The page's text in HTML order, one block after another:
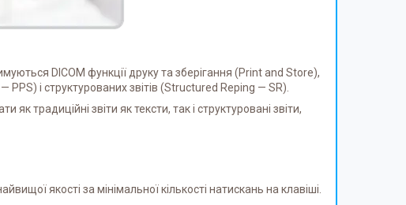
DICOM функції друку та зберігання (Print and Store),
і структурованих звітів (Structured Reping — SR).
традиційні звіти як тексти, так і структуровані звіти,
якості за мінімальної кількості натискань на клавіші.